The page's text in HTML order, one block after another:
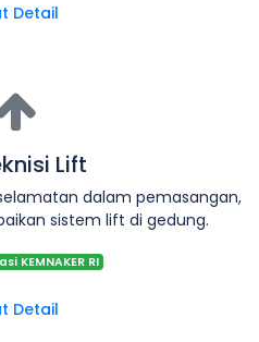
Detail
Lift
dalam pemasangan,
sistem lift di gedung.
KEMNAKER RI
Detail